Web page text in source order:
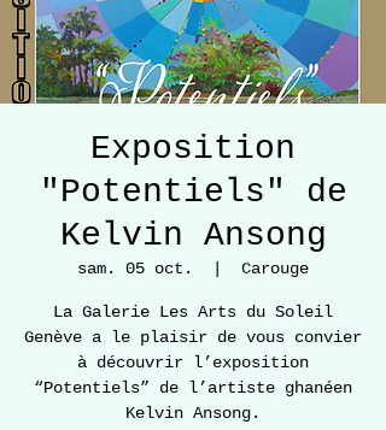
Exposition
"Potentiels" de
Kelvin Ansong
sam. 05 oct. Carouge
La Galerie Les Arts du Soleil
Genève a le plaisir de vous convier
à découvrir l’exposition
“Potentiels” de l’artiste ghanéen
Kelvin Ansong.